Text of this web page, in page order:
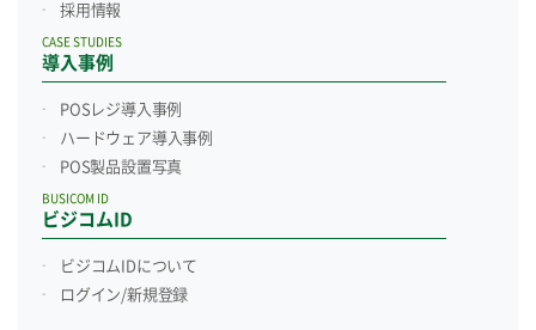
採用情報
導入事例
CASE STUDIES
POSレジ導入事例
ハードウェア導入事例
POS製品設置写真
ビジコムID
BUSICOM ID
ビジコムIDについて
ログイン/新規登録